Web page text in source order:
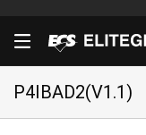
P4IBAD2(V1.1)